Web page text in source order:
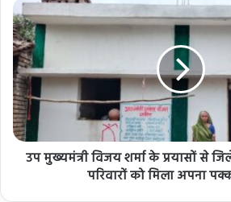
उप मुख्यमंत्री विजय शर्मा के प्रयासों से
परिवारों को मिला अपना